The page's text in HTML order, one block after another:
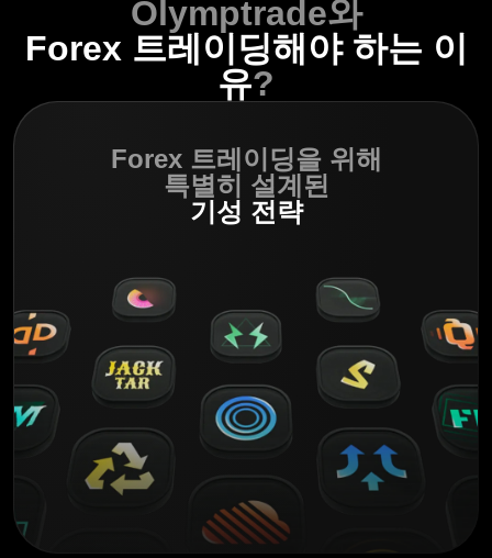
Olymptrade와
Forex 트레이딩해야 하는 이
유?
Forex 트레이딩을 위해
특별히 설계된
기성 전략